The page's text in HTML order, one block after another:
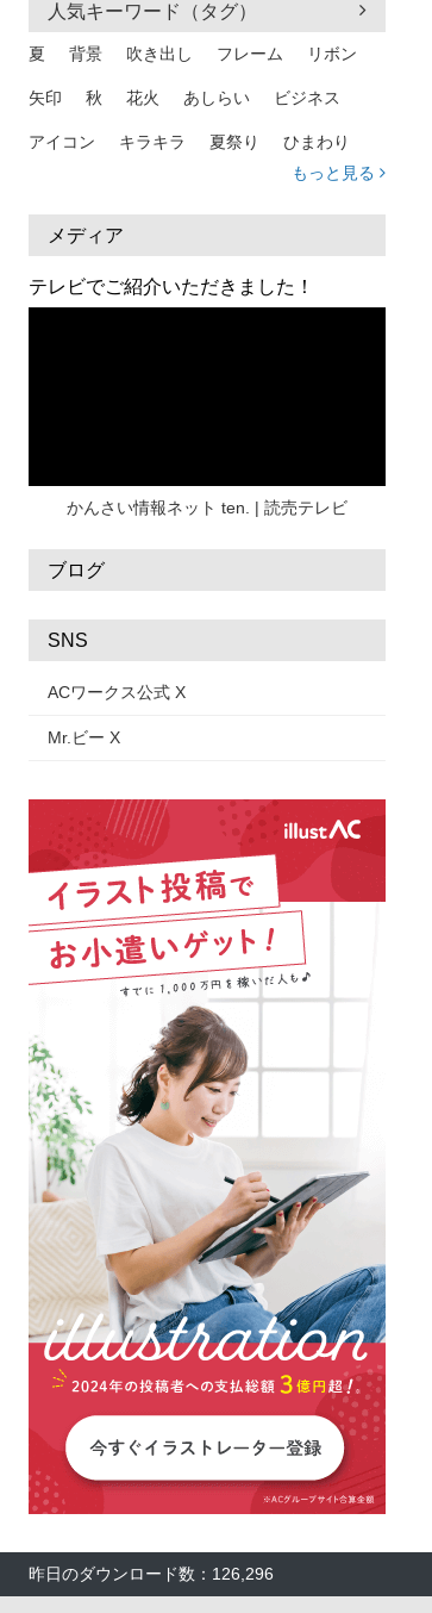
人気キーワード（タグ）
夏 背景 吹き出し フレーム リボン
矢印 秋 花火 あしらい ビジネス
アイコン キラキラ 夏祭り ひまわり
熱中症
人物 暑中見舞い
日本地図 海
もっと見る
メディア
テレビでご紹介いただきました！
かんさい情報ネット ten. | 読売テレビ
ブログ
SNS
ACワークス公式 X
Mr.ビー X
昨日のダウンロード数：126,296